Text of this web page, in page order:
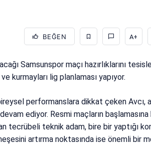
BEĞEN A+
Samsunspor maçı hazırlıklarını
kurmayları lig planlaması yapıyor.
performanslara dikkat çeken Avcı,
ediyor. Resmi maçların başlamasına
tecrübeli teknik adam, bire bir yaptığı
artırma noktasında ise önemli bir